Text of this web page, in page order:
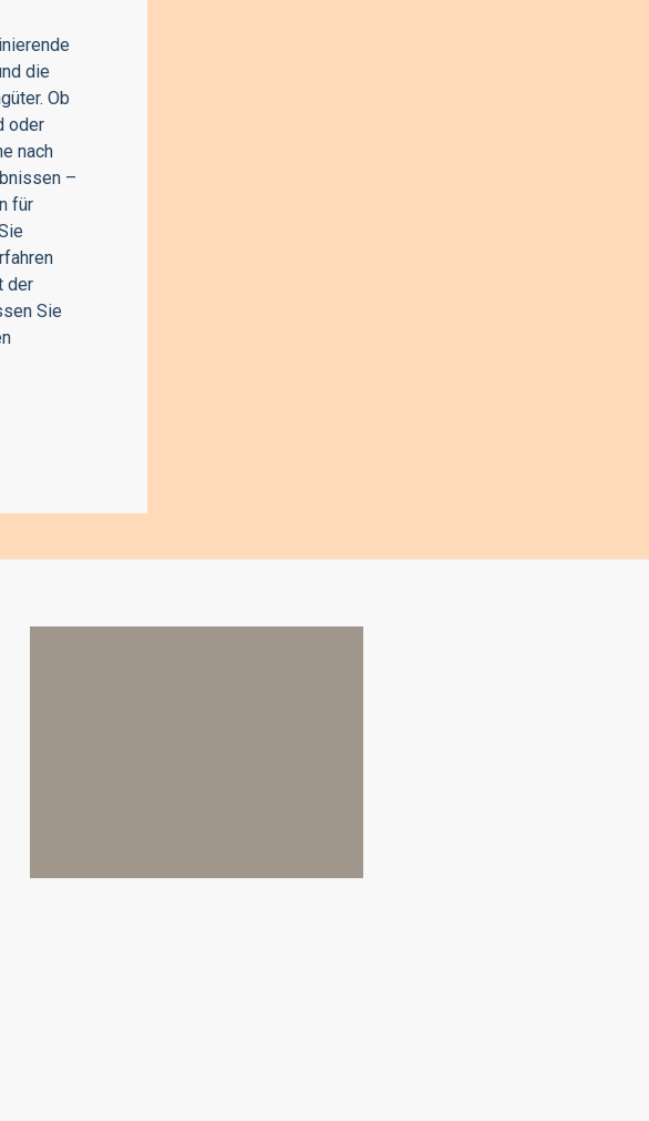
die
Ob
oder
nach
–
für
der
Sie